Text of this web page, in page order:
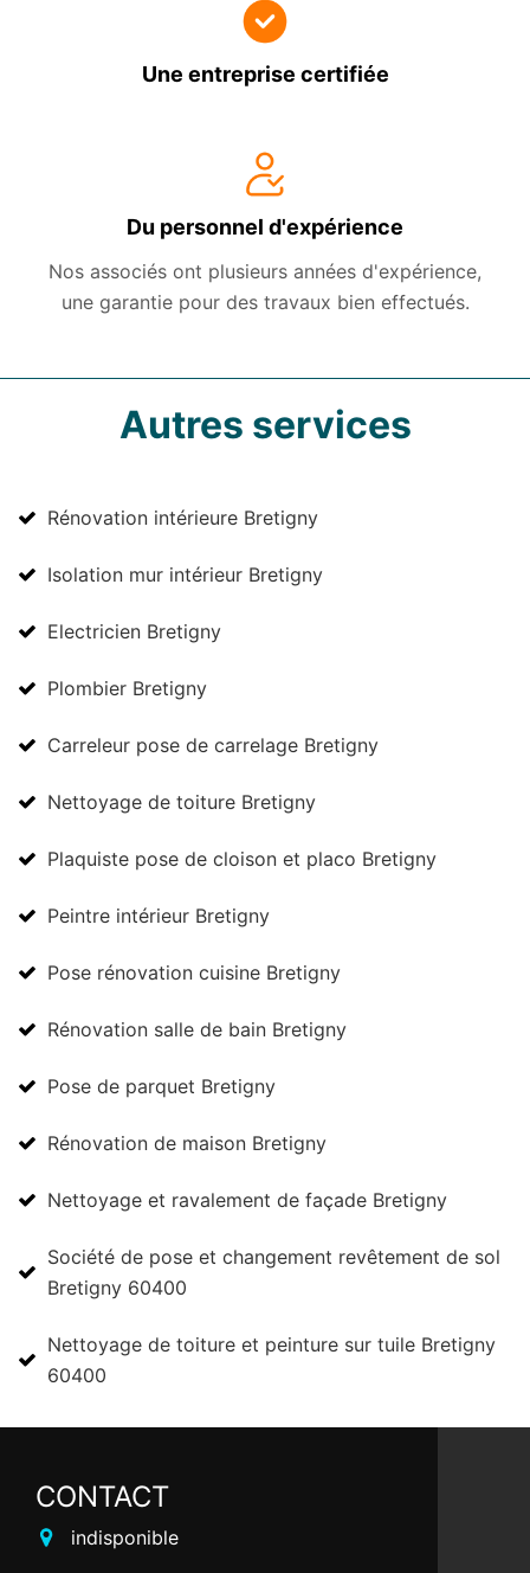
Une entreprise certifiée
Du personnel d'expérience
Nos associés ont plusieurs années d'expérience,
une garantie pour des travaux bien effectués.
Autres services
Rénovation intérieure Bretigny
Isolation mur intérieur Bretigny
Electricien Bretigny
Plombier Bretigny
Carreleur pose de carrelage Bretigny
Nettoyage de toiture Bretigny
Plaquiste pose de cloison et placo Bretigny
Peintre intérieur Bretigny
Pose rénovation cuisine Bretigny
Rénovation salle de bain Bretigny
Pose de parquet Bretigny
Rénovation de maison Bretigny
Nettoyage et ravalement de façade Bretigny
Société de pose et changement revêtement de sol
Bretigny 60400
Nettoyage de toiture et peinture sur tuile Bretigny
60400
CONTACT
indisponible